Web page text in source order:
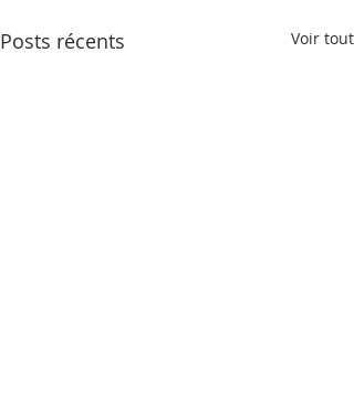
Posts récents Voir tout